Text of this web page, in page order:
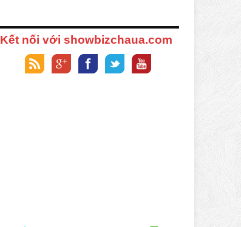
Kết nối với showbizchaua.com